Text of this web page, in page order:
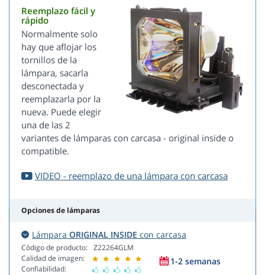
Reemplazo fácil y
rápido
Normalmente solo
hay que aflojar los
tornillos de la
lámpara, sacarla
desconectada y
reemplazarla por la
nueva. Puede elegir
una de las 2
variantes de lámparas con carcasa - original inside o
compatible.
VIDEO - reemplazo de una lámpara con carcasa
Opciones de lámparas
Lámpara ORIGINAL INSIDE con carcasa
Código de producto:
Calidad de imagen:
Confiabilidad:
Z22264GLM
1-2 semanas